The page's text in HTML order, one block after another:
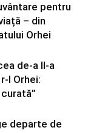
pentru
– din
Orhei
de-a II-a
l Orhei:
departe de